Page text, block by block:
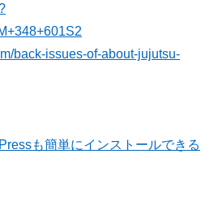
back-issues-of-about-jujutsu-
も簡単にインストールできる